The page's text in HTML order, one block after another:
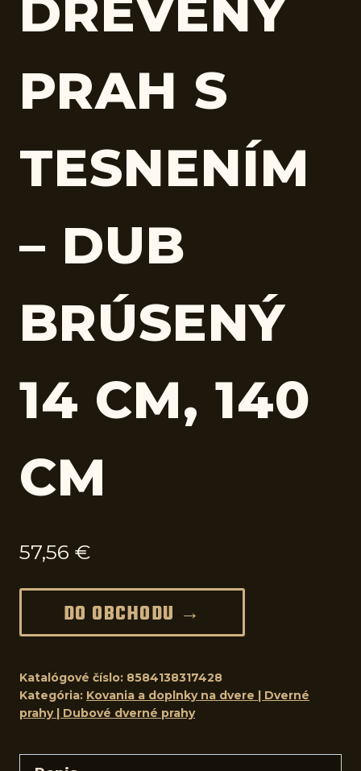
DREVENÝ
PRAH S
TESNENÍM
– DUB
BRÚSENÝ
14 CM, 140
CM
57,56 €
DO OBCHODU →
Katalógové číslo: 8584138317428
Kategória: Kovania a doplnky na dvere | Dverné
prahy | Dubové dverné prahy